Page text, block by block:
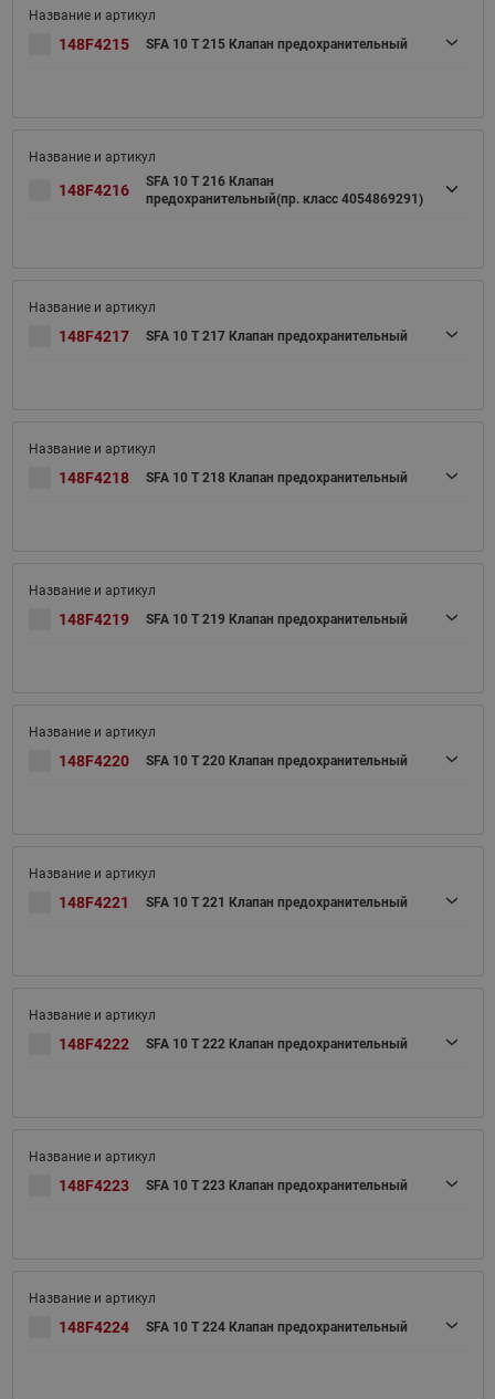
148F4215 SFA 10 T 215 Клапан предохранительный
148F4216
SFA 10 T 216 Клапан
предохранительный(пр. класс 4054869291)
148F4217 SFA 10 T 217 Клапан предохранительный
148F4218 SFA 10 T 218 Клапан предохранительный
148F4219 SFA 10 T 219 Клапан предохранительный
148F4220 SFA 10 T 220 Клапан предохранительный
148F4221 SFA 10 T 221 Клапан предохранительный
148F4222 SFA 10 T 222 Клапан предохранительный
148F4223 SFA 10 T 223 Клапан предохранительный
148F4224 SFA 10 T 224 Клапан предохранительный